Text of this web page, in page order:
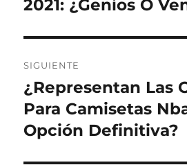
entradas
2021: ¿Genios O
SIGUIENTE
Entrada
siguiente:
¿Representan Las
Para Camisetas
Opción Definitiva?